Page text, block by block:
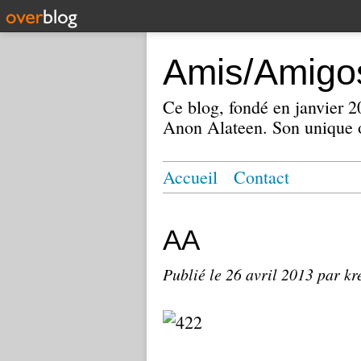
Amis/
Ce blog, fondé en janvier
Anon Alateen. Son
Accueil Contact
AA
Publié le 26 avril 2013par